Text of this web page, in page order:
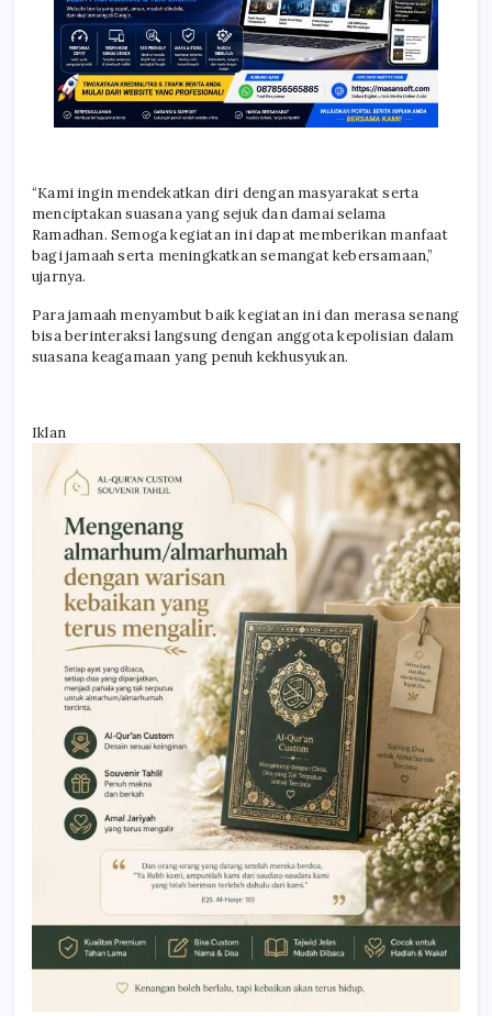
“Kami ingin mendekatkan diri dengan masyarakat serta
menciptakan suasana yang sejuk dan damai selama
Ramadhan. Semoga kegiatan ini dapat memberikan manfaat
bagi jamaah serta meningkatkan semangat kebersamaan,”
ujarnya.
Para jamaah menyambut baik kegiatan ini dan merasa senang
bisa berinteraksi langsung dengan anggota kepolisian dalam
suasana keagamaan yang penuh kekhusyukan.
Iklan